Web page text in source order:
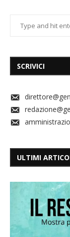
SCRIVICI
ULTIMI